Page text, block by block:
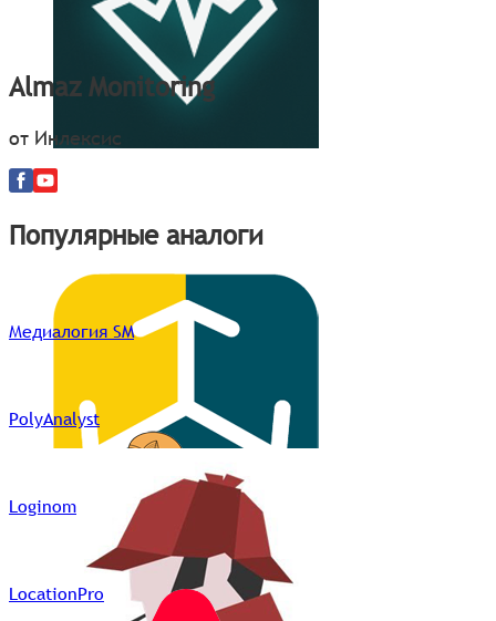
Almaz Monitoring
от Инлексис
Популярные аналоги
Медиалогия SM
PolyAnalyst
Loginom
LocationPro